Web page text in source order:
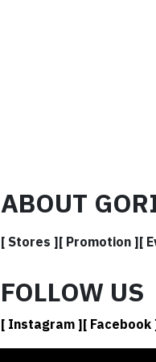
ABOUT
[ Stores ][ Promotion ][
FOLLOW US
[ Instagram ][ Facebook